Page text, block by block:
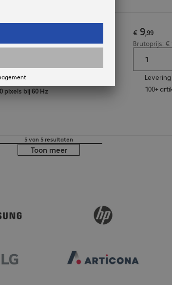
m 0.5m Black
pixels bij 60 Hz
€ 9,99
Brutoprijs: €
100+
5 van 5 resultaten
Toon meer